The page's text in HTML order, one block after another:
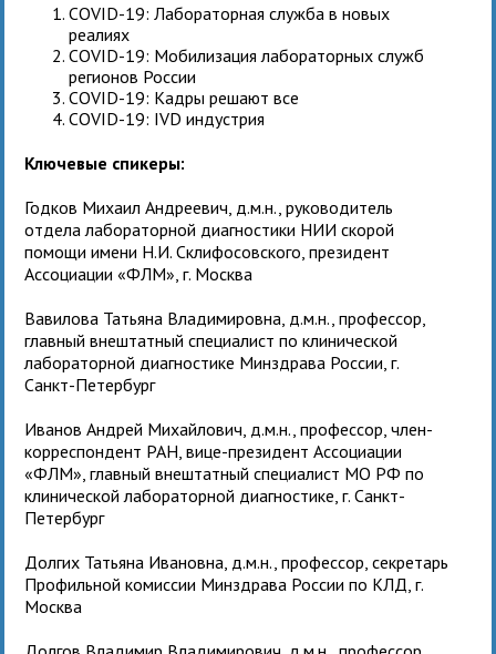
COVID-19: Лабораторная служба в новых
реалиях
COVID-19: Мобилизация лабораторных служб
регионов России
COVID-19: Кадры решают все
COVID-19: IVD индустрия
Ключевые спикеры:
Годков Михаил Андреевич , д.м.н., руководитель
отдела лабораторной диагностики НИИ скорой
помощи имени Н.И. Склифосовского, президент
Ассоциации «ФЛМ», г. Москва
Вавилова Татьяна Владимировна , д.м.н., профессор,
главный внештатный специалист по клинической
лабораторной диагностике Минздрава России, г.
Санкт-Петербург
Иванов Андрей Михайлович , д.м.н., профессор, член-
корреспондент РАН, вице-президент Ассоциации
«ФЛМ», главный внештатный специалист МО РФ по
клинической лабораторной диагностике, г. Санкт-
Петербург
Долгих Татьяна Ивановна , д.м.н., профессор, секретарь
Профильной комиссии Минздрава России по КЛД, г.
Москва